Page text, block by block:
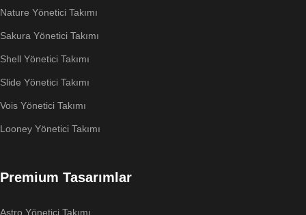
Nature Yönetici Takımı
Sakura Yönetici Takımı
Shell Yönetici Takımı
Slide Yönetici Takımı
Vois Yönetici Takımı
Looney Yönetici Takımı
Premium Tasarımlar
Astro Yönetici Takımı